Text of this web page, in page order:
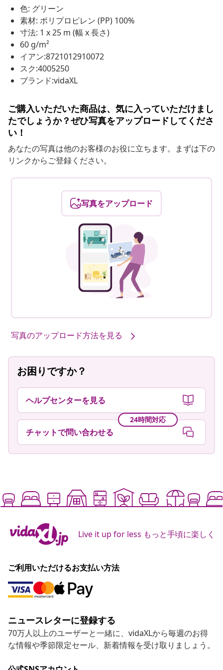
色: グリーン
素材: ポリプロピレン (PP) 100%
寸法: 1 x 25 m (幅 x 長さ)
60 g/m²
イアン:8721012910072
スク:4005250
ブランド:vidaXL
ご購入いただいた商品は、気に入っていただけまし
たでしょうか？ぜひ写真をアップロードしてくださ
い！
あなたの写真は他のお客様のお役に立ちます。まずは下の
リンクからご登録ください。
写真をアップロード
写真のアップロード方法を見る
お困りですか？
ヘルプセンターを見る
24時間対応
チャットで問い合わせる
Live it up for less もっと手頃に楽しく
ご利用いただけるお支払い方法
ニュースレターに登録する
70万人以上のユーザーと一緒に、vidaXLから毎週のお得
な情報や季節限定セール、新着情報を受け取りましょう。